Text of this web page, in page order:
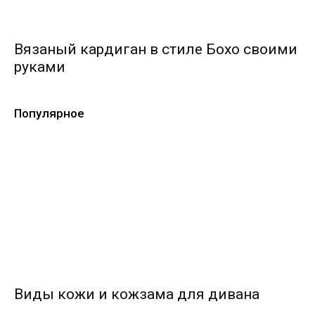
Вязаный кардиган в стиле Бохо своими
руками
Популярное
Виды кожи и кожзама для дивана